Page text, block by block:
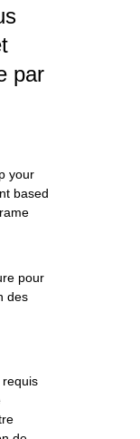
par
your
based
pour
des
requis